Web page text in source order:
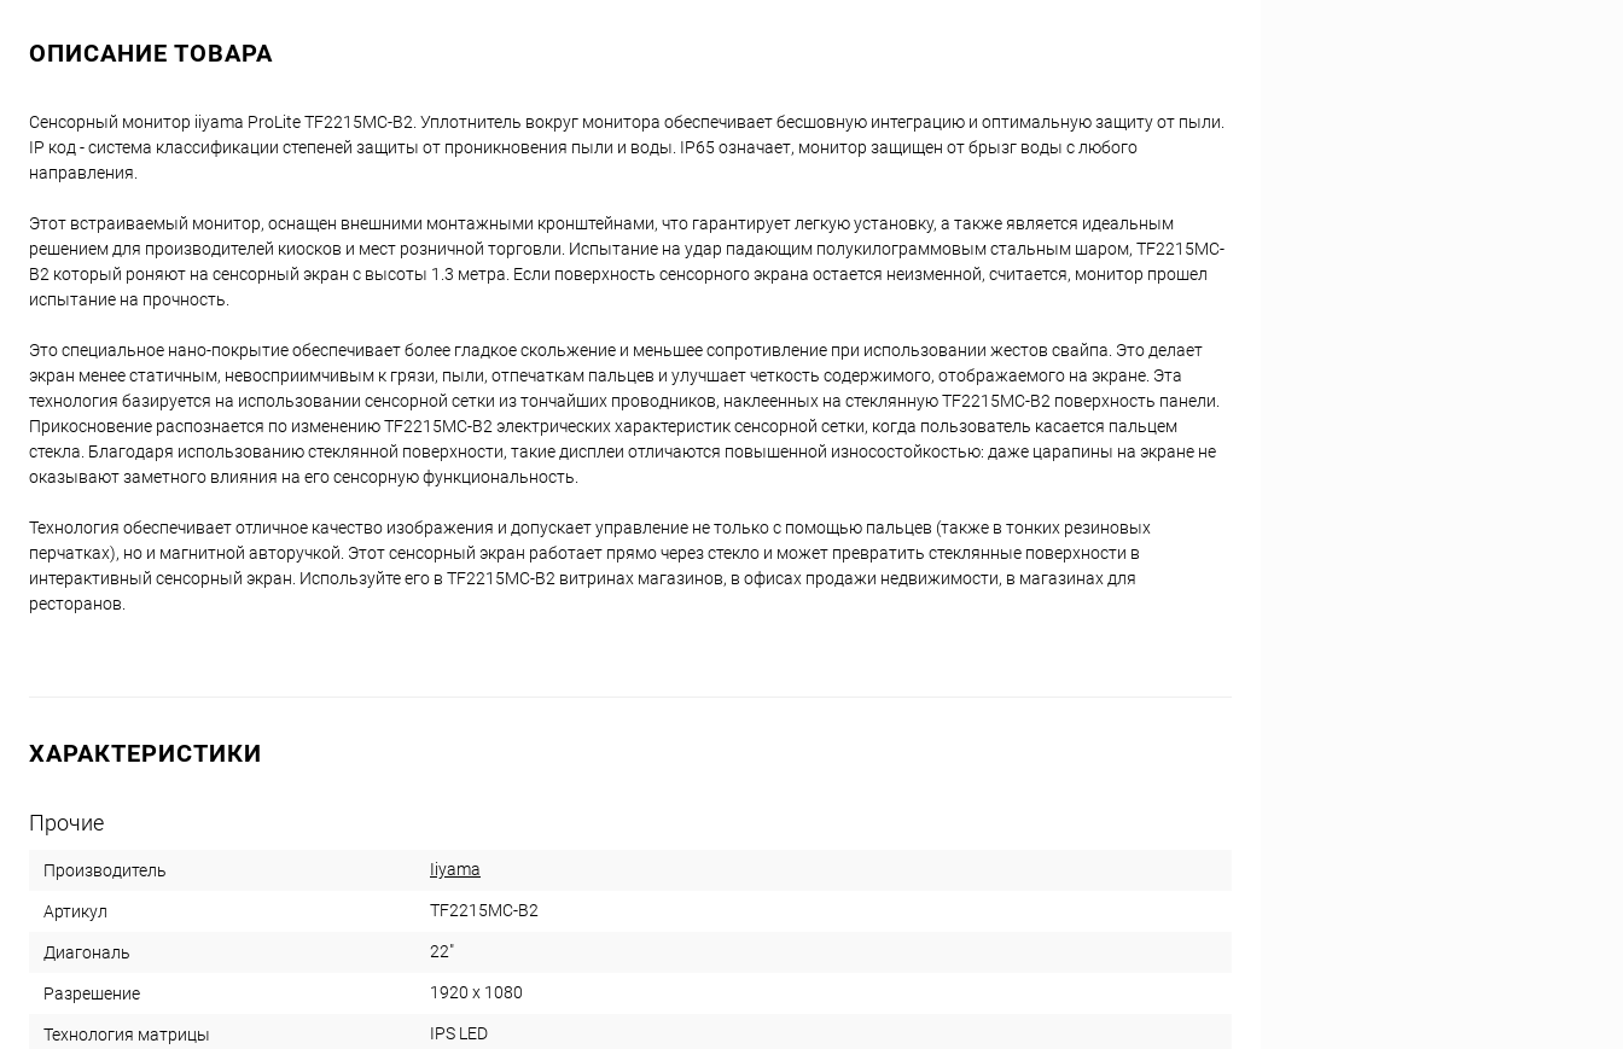
ОПИСАНИЕ ТОВАРА
Сенсорный монитор iiyama ProLite TF2215MC-B2. Уплотнитель вокруг монитора обеспечивает бесшовную интеграцию и оптимальную защиту от пыли.
IP код - система классификации степеней защиты от проникновения пыли и воды. IP65 означает, монитор защищен от брызг воды с любого
направления.
Этот встраиваемый монитор, оснащен внешними монтажными кронштейнами, что гарантирует легкую установку, а также является идеальным
решением для производителей киосков и мест розничной торговли. Испытание на удар падающим полукилограммовым стальным шаром, TF2215MC-
B2 который роняют на сенсорный экран с высоты 1.3 метра. Если поверхность сенсорного экрана остается неизменной, считается, монитор прошел
испытание на прочность.
Это специальное нано-покрытие обеспечивает более гладкое скольжение и меньшее сопротивление при использовании жестов свайпа. Это делает
экран менее статичным, невосприимчивым к грязи, пыли, отпечаткам пальцев и улучшает четкость содержимого, отображаемого на экране. Эта
технология базируется на использовании сенсорной сетки из тончайших проводников, наклеенных на стеклянную TF2215MC-B2 поверхность панели.
Прикосновение распознается по изменению TF2215MC-B2 электрических характеристик сенсорной сетки, когда пользователь касается пальцем
стекла. Благодаря использованию стеклянной поверхности, такие дисплеи отличаются повышенной износостойкостью: даже царапины на экране не
оказывают заметного влияния на его сенсорную функциональность.
Технология обеспечивает отличное качество изображения и допускает управление не только с помощью пальцев (также в тонких резиновых
перчатках), но и магнитной авторучкой. Этот сенсорный экран работает прямо через стекло и может превратить стеклянные поверхности в
интерактивный сенсорный экран. Используйте его в TF2215MC-B2 витринах магазинов, в офисах продажи недвижимости, в магазинах для
ресторанов.
ХАРАКТЕРИСТИКИ
Прочие
Производитель Iiyama
Артикул TF2215MC-B2
Диагональ 22"
Разрешение 1920 x 1080
Технология матрицы IPS LED